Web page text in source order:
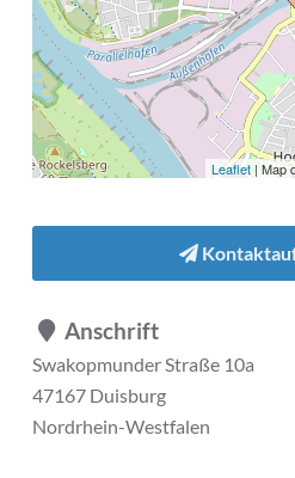
Leaflet| Map
Anschrift
Swakopmunder Straße 10a
47167 Duisburg
Nordrhein-Westfalen